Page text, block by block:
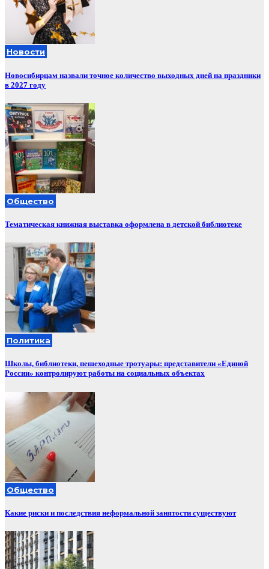
Новости
Новосибирцам назвали точное количество выходных дней на праздники
в 2027 году
Общество
Тематическая книжная выставка оформлена в детской библиотеке
Политика
Школы, библиотеки, пешеходные тротуары: представители «Единой
России» контролируют работы на социальных объектах
Общество
Какие риски и последствия неформальной занятости существуют